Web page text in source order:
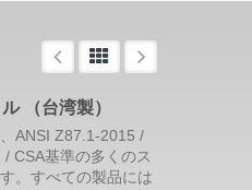
（台湾製）
ANSI Z87.1-2015 /
CSA基準の多くのス
。すべての製品には